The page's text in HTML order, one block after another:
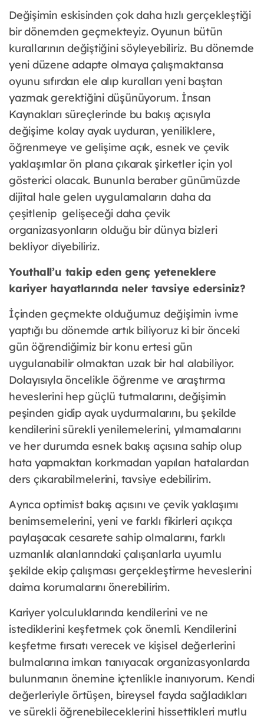
Değişimin eskisinden çok daha hızlı gerçekleştiği
bir dönemden geçmekteyiz. Oyunun bütün
kurallarının değiştiğini söyleyebiliriz. Bu dönemde
yeni düzene adapte olmaya çalışmaktansa
oyunu sıfırdan ele alıp kuralları yeni baştan
yazmak gerektiğini düşünüyorum. İnsan
Kaynakları süreçlerinde bu bakış açısıyla
değişime kolay ayak uyduran, yeniliklere,
öğrenmeye ve gelişime açık, esnek ve çevik
yaklaşımlar ön plana çıkarak şirketler için yol
gösterici olacak. Bununla beraber günümüzde
dijital hale gelen uygulamaların daha da
çeşitlenip gelişeceği daha çevik
organizasyonların olduğu bir dünya bizleri
bekliyor diyebiliriz.
Youthall’u takip eden genç yeteneklere
kariyer hayatlarında neler tavsiye edersiniz?
İçinden geçmekte olduğumuz değişimin ivme
yaptığı bu dönemde artık biliyoruz ki bir önceki
gün öğrendiğimiz bir konu ertesi gün
uygulanabilir olmaktan uzak bir hal alabiliyor.
Dolayısıyla öncelikle öğrenme ve araştırma
heveslerini hep güçlü tutmalarını, değişimin
peşinden gidip ayak uydurmalarını, bu şekilde
kendilerini sürekli yenilemelerini, yılmamalarını
ve her durumda esnek bakış açısına sahip olup
hata yapmaktan korkmadan yapılan hatalardan
ders çıkarabilmelerini, tavsiye edebilirim.
Ayrıca optimist bakış açısını ve çevik yaklaşımı
benimsemelerini, yeni ve farklı fikirleri açıkça
paylaşacak cesarete sahip olmalarını, farklı
uzmanlık alanlarındaki çalışanlarla uyumlu
şekilde ekip çalışması gerçekleştirme heveslerini
daima korumalarını önerebilirim.
Kariyer yolculuklarında kendilerini ve ne
istediklerini keşfetmek çok önemli. Kendilerini
keşfetme fırsatı verecek ve kişisel değerlerini
bulmalarına imkan tanıyacak organizasyonlarda
bulunmanın önemine içtenlikle inanıyorum. Kendi
değerleriyle örtüşen, bireysel fayda sağladıkları
ve sürekli öğrenebileceklerini hissettikleri mutlu